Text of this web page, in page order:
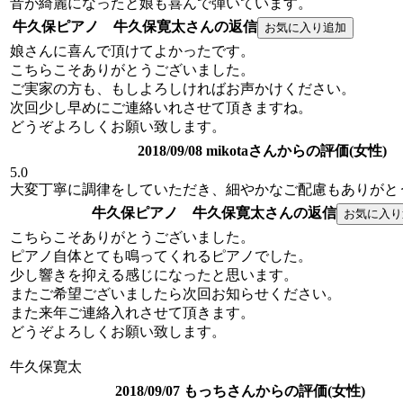
音が綺麗になったと娘も喜んで弾いています。
牛久保ピアノ 牛久保寛太さんの返信
娘さんに喜んで頂けてよかったです。
こちらこそありがとうございました。
ご実家の方も、もしよろしければお声かけください。
次回少し早めにご連絡いれさせて頂きますね。
どうぞよろしくお願い致します。
2018/09/08 mikotaさんからの評価(女性)
5.0
大変丁寧に調律をしていただき、細やかなご配慮もありがと
牛久保ピアノ 牛久保寛太さんの返信
こちらこそありがとうございました。
ピアノ自体とても鳴ってくれるピアノでした。
少し響きを抑える感じになったと思います。
またご希望ございましたら次回お知らせください。
また来年ご連絡入れさせて頂きます。
どうぞよろしくお願い致します。
牛久保寛太
2018/09/07 もっちさんからの評価(女性)